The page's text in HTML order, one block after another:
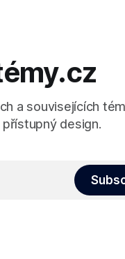
a souvisejících
design.